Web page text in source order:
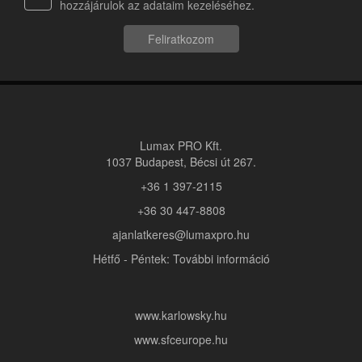
hozzájárulok az adataim kezeléséhez.
Feliratkozom
Lumax PRO Kft.
1037 Budapest, Bécsi út 267.
+36 1 397-2115
+36 30 447-8808
ajanlatkeres@lumaxpro.hu
Hétfő - Péntek: További információ
www.karlowsky.hu
www.sfceurope.hu